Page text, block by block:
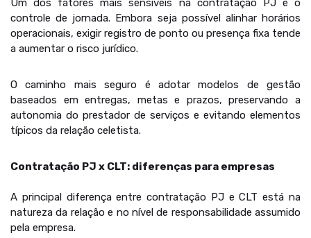
Um dos fatores mais sensíveis na contratação PJ é o
controle de jornada. Embora seja possível alinhar horários
operacionais, exigir registro de ponto ou presença fixa tende
a aumentar o risco jurídico.
O caminho mais seguro é adotar modelos de gestão
baseados em entregas, metas e prazos, preservando a
autonomia do prestador de serviços e evitando elementos
típicos da relação celetista.
Contratação PJ x CLT: diferenças para empresas
A principal diferença entre contratação PJ e CLT está na
natureza da relação e no nível de responsabilidade assumido
pela empresa.